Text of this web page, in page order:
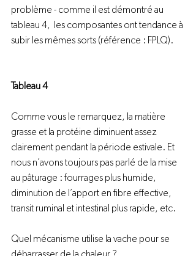
problème - comme il est démontré au
tableau 4,  les composantes ont tendance à
subir les mêmes sorts (référence : FPLQ).
Tableau 4
Comme vous le remarquez, la matière
grasse et la protéine diminuent assez
clairement pendant la période estivale. Et
nous n’avons toujours pas parlé de la mise
au pâturage : fourrages plus humide,
diminution de l’apport en fibre effective,
transit ruminal et intestinal plus rapide, etc.
Quel mécanisme utilise la vache pour se